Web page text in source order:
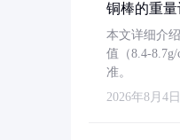
铜棒的重
本文详细介
值（8.4-
准。
2026年8月4日